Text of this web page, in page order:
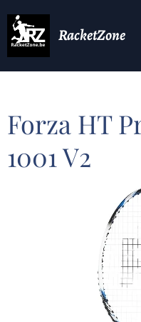
RacketZone
Forza HT
1001 V2